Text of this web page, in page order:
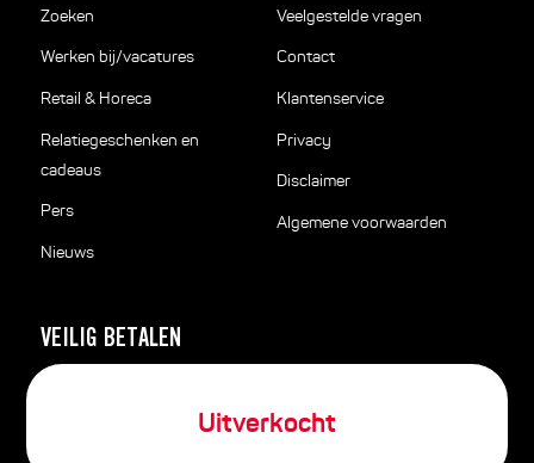
Uitverkocht
Zoeken
Werken bij/vacatures
Retail & Horeca
Relatiegeschenken en
cadeaus
Pers
Nieuws
Veelgestelde vragen
Contact
Klantenservice
Privacy
Disclaimer
Algemene voorwaarden
VEILIG BETALEN